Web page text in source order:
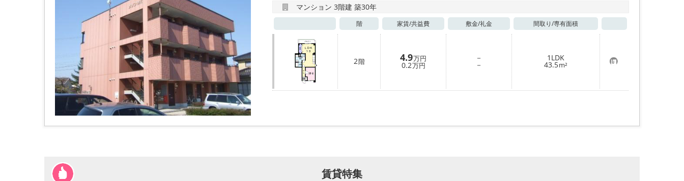
マンション 3階建 築30年
階 家賃/共益費 敷金/礼金 間取り/専有面積
2階 4.9万円
0.2万円
－
－
1LDK
43.5m² お
気
に
入
り
賃貸特集